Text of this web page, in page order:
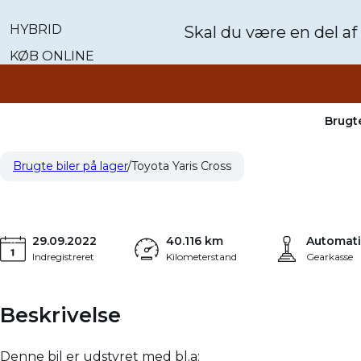
Skal du være en del
1,5 Hybrid Active Technology 116HK 5d Trinl. Gear
Brugte biler på lager Toyota Yaris Cross
HYBRID
KØB ONLINE
Indregistreret
29.09.2022
Kilometerstand
40.116 km
Gearkasse
Beskrivelse
Denne bil er udstyret med bl.a: